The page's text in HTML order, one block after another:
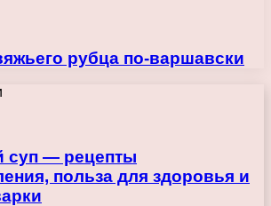
рубца по-варшавски
суп — рецепты
польза для здоровья и